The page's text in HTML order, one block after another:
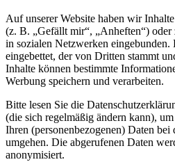
Auf unserer Website haben wir
(z. B. „Gefällt mir“, „Anheften“)
in sozialen Netzwerken
eingebettet, der von Dritten stammt
Inhalte können bestimmte
Werbung speichern und verarbeiten.
Bitte lesen Sie die
(die sich regelmäßig ändern kann),
Ihren (personenbezogenen) Daten
umgehen. Die abgerufenen Daten
anonymisiert.